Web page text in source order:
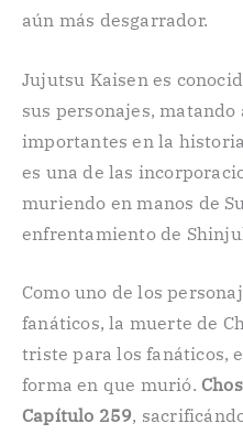
aún más desgarrador.
Jujutsu Kaisen es
sus personajes,
importantes en la
es una de las
muriendo en manos de
enfrentamiento de
Como uno de los
fanáticos, la muerte de
triste para los fanáticos,
forma en que murió.
Capítulo 259,